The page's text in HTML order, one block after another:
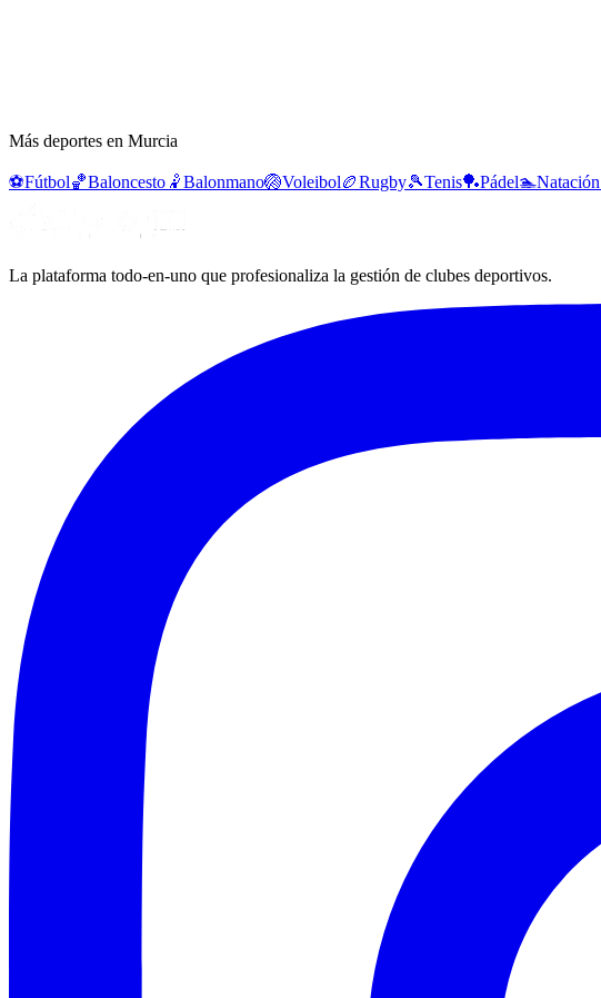
Más deportes en Murcia
⚽Fútbol🏀Baloncesto 🤾Balonmano🏐Voleibol🏉Rugby🎾Tenis🏓Pádel🏊Natación
La plataforma todo-en-uno que profesionaliza la gestión de clubes deportivos.